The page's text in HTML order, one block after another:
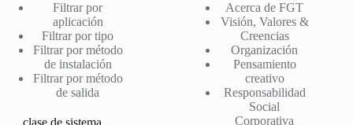
Filtrar por
aplicación
Filtrar por tipo
Filtrar por método
de instalación
Filtrar por método
de salida
Acerca de FGT
Visión, Valores &
Creencias
Organización
Pensamiento
creativo
Responsabilidad
Social
Corporativa